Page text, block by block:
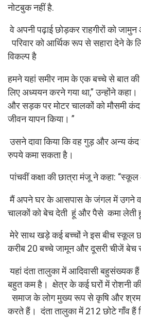
नोटबुक नहीं है.
वे अपनी पढ़ाई छोड़कर राहगीरों को
परिवार को आर्थिक रूप से सहारा देने के
विकल्प है
हमने यहां समीर नाम के एक बच्चे से बात
लिए अध्ययन करने गया था,” उन्होंने
और सड़क पर मोटर चालकों को मौसमी
जीवन यापन किया। ”
उसने दावा किया कि वह गुड़ और अन्य
रुपये कमा सकता है।
पांचवीं कक्षा की छात्रा मंजू ने कहा:
मैं अपने घर के आसपास के जंगल में उगने
चालकों को बेच देती हूं और पैसे कमा लेती
मेरे साथ खड़े कई बच्चों ने इस बीच स्कूल
करीब 20 बच्चे जामून और दूसरी चीजें बेच
यहां दंता तालुका में आदिवासी बहुसंख्यक
बहुत कम है। क्षेत्र के कई घरों में रोशनी की
समाज के लोग मुख्य रूप से कृषि और श्रम
करते हैं। दंता तालुका में 212 छोटे गाँव हैं